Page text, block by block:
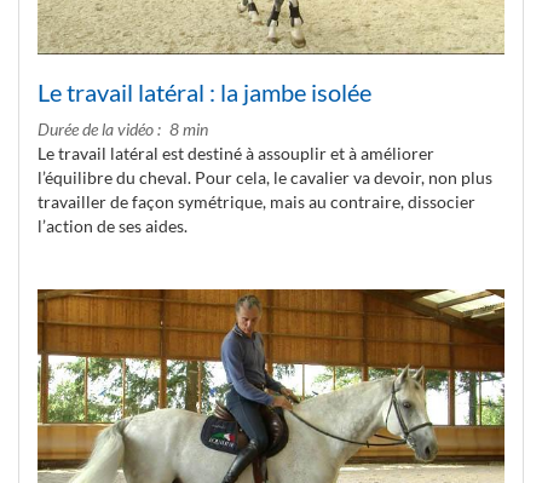
Le travail latéral : la jambe isolée
Durée de la vidéo
8 min
Le travail latéral est destiné à assouplir et à améliorer
l’équilibre du cheval. Pour cela, le cavalier va devoir, non plus
travailler de façon symétrique, mais au contraire, dissocier
l’action de ses aides.